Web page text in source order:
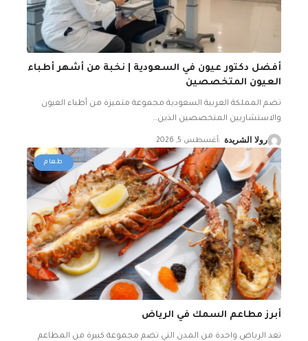
أفضل دكتور عيون في السعودية | نخبة من أشهر أطباء
العيون المتخصصين
تضم المملكة العربية السعودية مجموعة متميزة من أطباء العيون
والاستشاريين المتخصصين الذين…
رولا الشريدة أغسطس 5, 2026
طعام
أبرز مطاعم السمك في الرياض
تعد الرياض واحدة من المدن التي تضم مجموعة كبيرة من المطاعم